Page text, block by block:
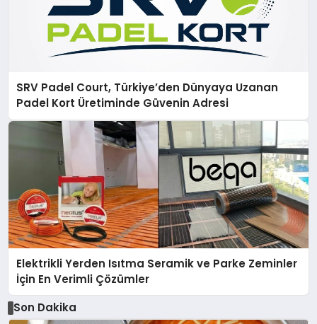
SRV Padel Court, Türkiye’den Dünyaya Uzanan
Padel Kort Üretiminde Güvenin Adresi
Elektrikli Yerden Isıtma Seramik ve Parke Zeminler
İçin En Verimli Çözümler
Son Dakika